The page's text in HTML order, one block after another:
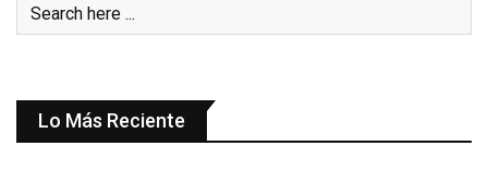
Lo Más Reciente